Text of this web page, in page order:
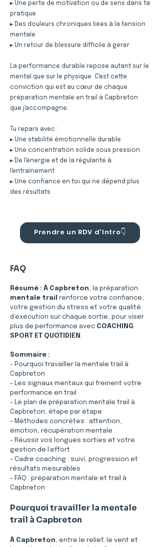
▸ Une perte de motivation ou de sens dans ta
pratique
▸ Des douleurs chroniques liées à la tension
mentale
▸ Un retour de blessure difficile à gérer
La performance durable repose autant sur le
mental que sur le physique. C'est cette
conviction qui est au cœur de chaque
préparation mentale en trail à Capbreton
que j'accompagne.
Tu repars avec :
▸ Une stabilité émotionnelle durable
▸ Une concentration solide sous pression
▸ De l'énergie et de la régularité à
l'entraînement
▸ Une confiance en toi qui ne dépend plus
des résultats
Prendre un RDV d'Intro👇
FAQ
Résumé : À Capbreton, la préparation
mentale trail
renforce votre confiance,
votre gestion du stress et votre qualité
d’exécution sur chaque sortie, pour viser
plus de performance avec COACHING
SPORT ET QUOTIDIEN .
Sommaire :
- Pourquoi travailler la mentale trail à
Capbreton
- Les signaux mentaux qui freinent votre
performance en trail
- Le plan de préparation mentale trail à
Capbreton, étape par étape
- Méthodes concrètes : attention,
émotion, récupération mentale
- Réussir vos longues sorties et votre
gestion de l’effort
- Cadre coaching : suivi, progression et
résultats mesurables
- FAQ : préparation mentale et trail à
Capbreton
Pourquoi travailler la mentale
trail à Capbreton
À Capbreton, entre le relief, le vent et